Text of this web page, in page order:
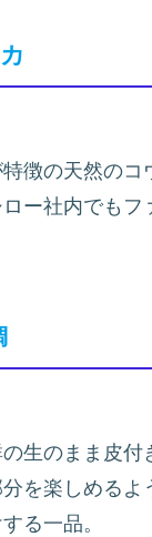
徴の天然のコ
ー社内でもフ
生のまま皮付
を楽しめるよ
る一品。